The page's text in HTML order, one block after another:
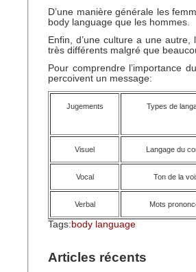
D’une manière générale les
body language que les hommes.
Enfin, d’une culture a une
très différents malgré que
Pour comprendre l’importance
percoivent un message:
Jugements Types de
Visuel Langage du
Vocal Ton de la
Verbal Mots
Tags: body language
Articles récents